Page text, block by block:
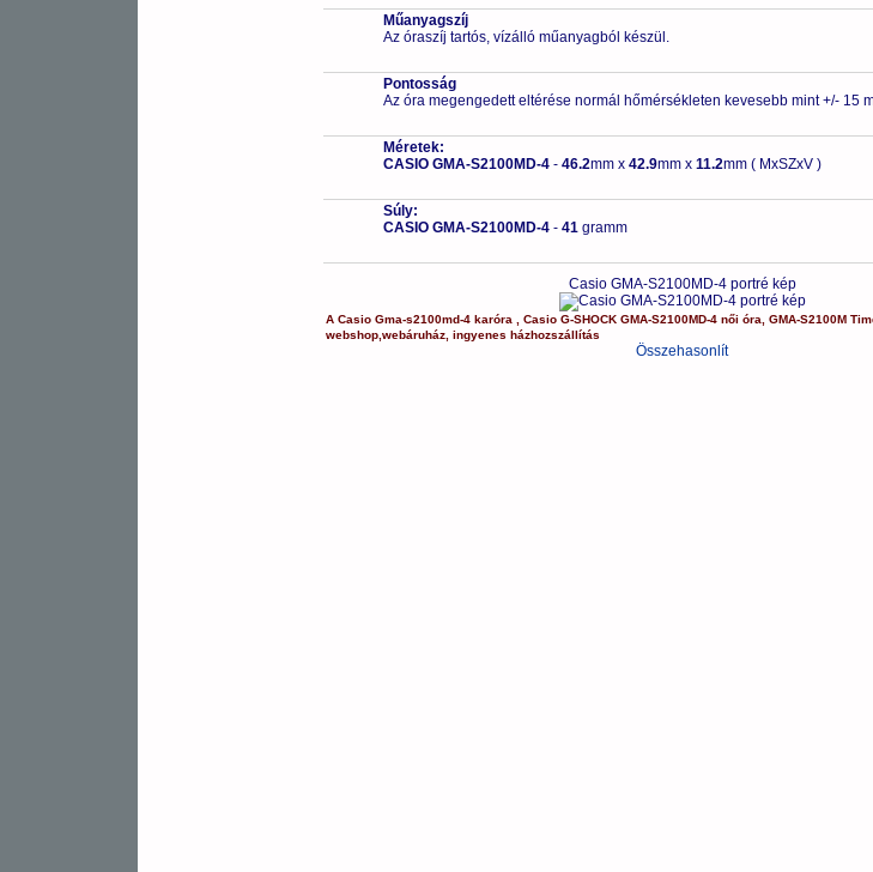
Műanyagszíj
Az óraszíj tartós, vízálló műanyagból készül.
Pontosság
Az óra megengedett eltérése normál hőmérsékleten kevesebb mint +/- 15
Méretek:
CASIO GMA-S2100MD-4- 46.2mm x 42.9mm x 11.2mm ( MxSZxV )
Súly:
CASIO GMA-S2100MD-4- 41 gramm
Casio GMA-S2100MD-4 portré kép
A Casio Gma-s2100md-4 karóra Casio G-SHOCK GMA-S2100MD-4 női óra GMA-S2100M
webshop, webáruház, ingyenes házhozszállítás
Összehasonlít